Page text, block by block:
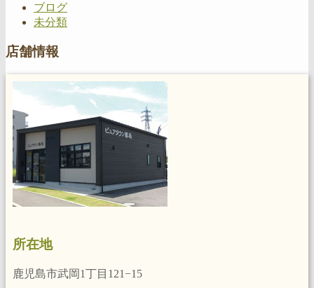
ブログ
未分類
店舗情報
所在地
鹿児島市武岡1丁目121−15